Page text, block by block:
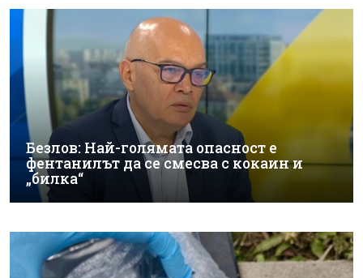
Безлов: Най-голямата опасност е
фентанилът да се смесва с кокаин и
„билка“